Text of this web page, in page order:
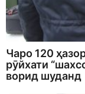
Чаро 120
рӯйхати
ворид шуданд